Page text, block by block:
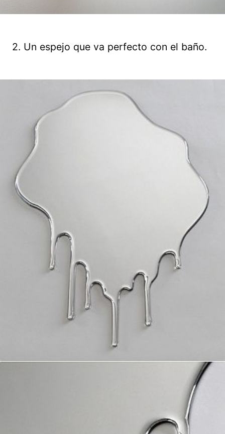
2. Un espejo que va perfecto con el baño.